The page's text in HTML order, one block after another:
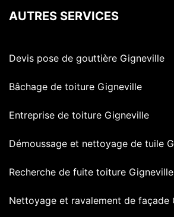
AUTRES SERVICES
Devis pose de gouttière Gigneville
Bâchage de toiture Gigneville
Entreprise de toiture Gigneville
Démoussage et nettoyage de tuile
Recherche de fuite toiture Gigneville
Nettoyage et ravalement de façade